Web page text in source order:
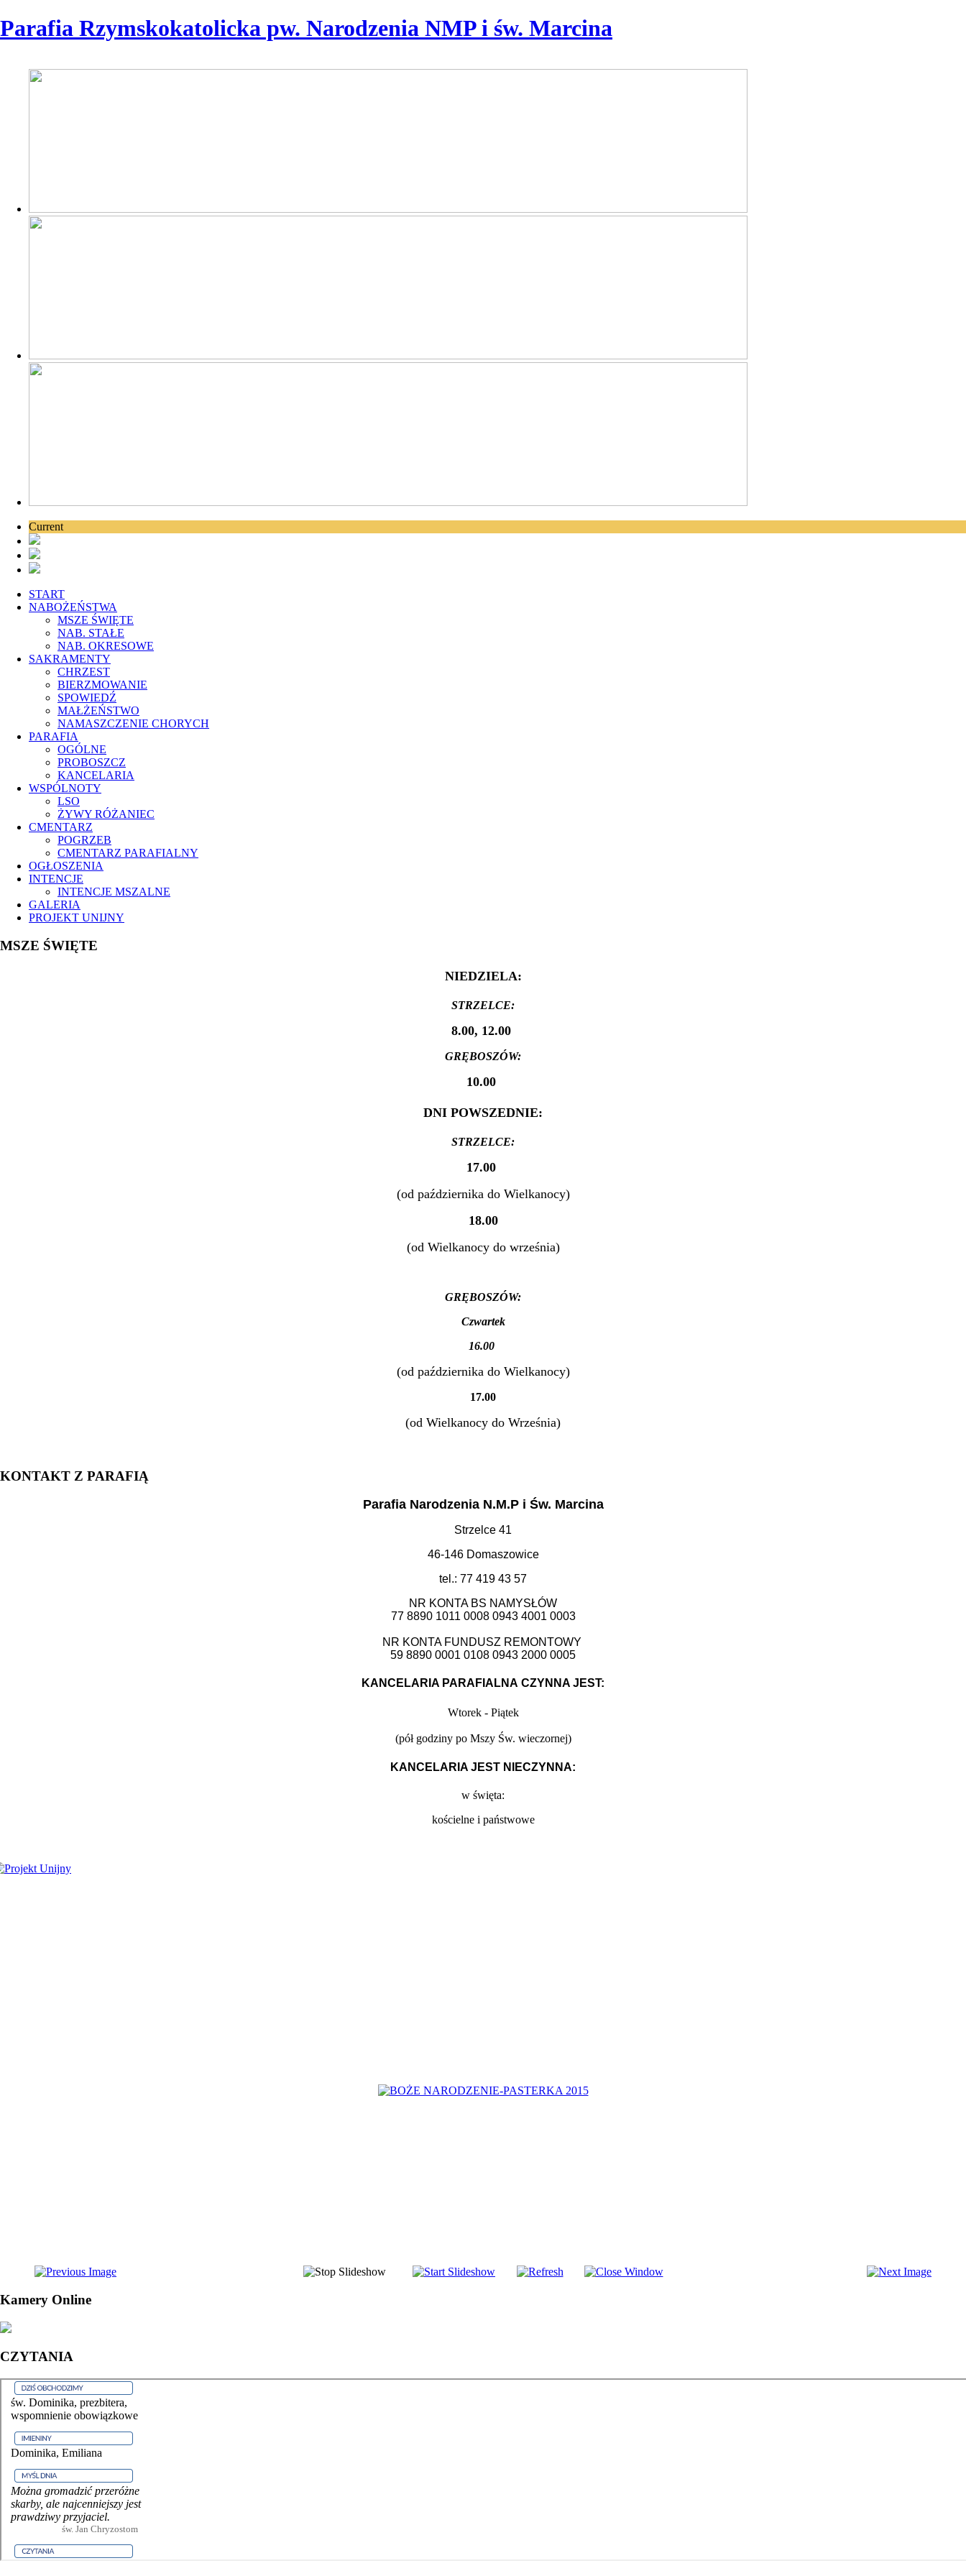
Parafia Rzymskokatolicka pw. Narodzenia NMP i św. Marcina
Current
START
NABOŻEŃSTWA
MSZE ŚWIĘTE
NAB. STAŁE
NAB. OKRESOWE
SAKRAMENTY
CHRZEST
BIERZMOWANIE
SPOWIEDŹ
MAŁŻEŃSTWO
NAMASZCZENIE CHORYCH
PARAFIA
OGÓLNE
PROBOSZCZ
KANCELARIA
WSPÓLNOTY
LSO
ŻYWY RÓŻANIEC
CMENTARZ
POGRZEB
CMENTARZ PARAFIALNY
OGŁOSZENIA
INTENCJE
INTENCJE MSZALNE
GALERIA
PROJEKT UNIJNY
MSZE ŚWIĘTE
NIEDZIELA:
STRZELCE:
8.00, 12.00
GRĘBOSZÓW:
10.00
DNI POWSZEDNIE:
STRZELCE:
17.00
(od października do Wielkanocy)
18.00
(od Wielkanocy do września)
GRĘBOSZÓW:
Czwartek
16.00
(od października do Wielkanocy)
17.00
(od Wielkanocy do Września)
KONTAKT Z PARAFIĄ
Parafia Narodzenia N.M.P i Św. Marcina
Strzelce 41
46-146 Domaszowice
tel.: 77 419 43 57
NR KONTA BS NAMYSŁÓW
77 8890 1011 0008 0943 4001 0003
NR KONTA FUNDUSZ REMONTOWY
59 8890 0001 0108 0943 2000 0005
KANCELARIA PARAFIALNA CZYNNA JEST:
Wtorek - Piątek
(pół godziny po Mszy Św. wieczornej)
KANCELARIA JEST NIECZYNNA:
w święta:
kościelne i państwowe
Kamery Online
CZYTANIA